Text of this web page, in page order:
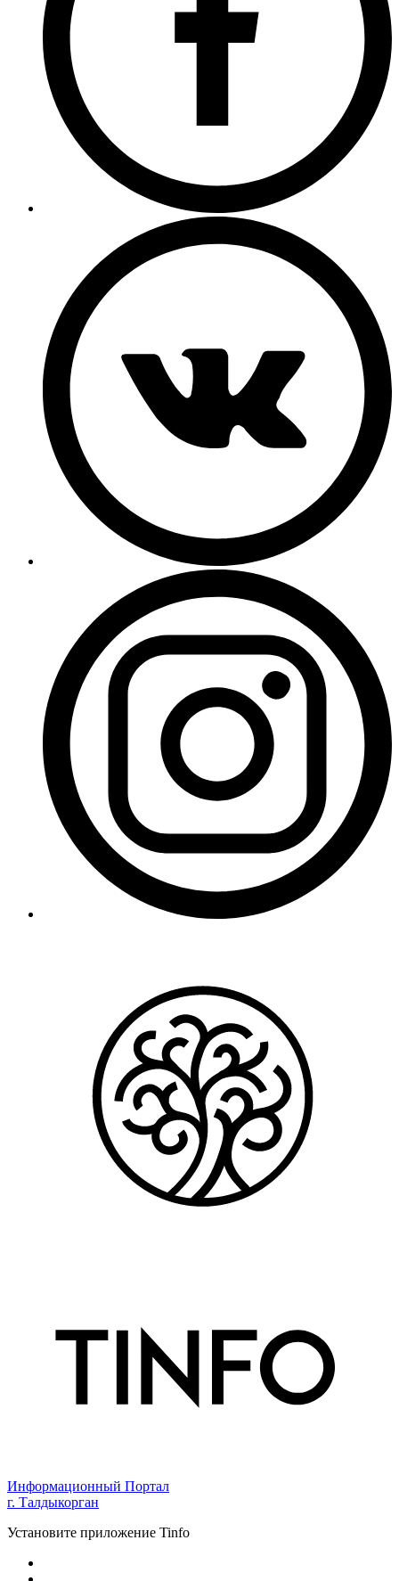
Информационный Портал
г. Талдыкорган
Установите приложение Tinfo